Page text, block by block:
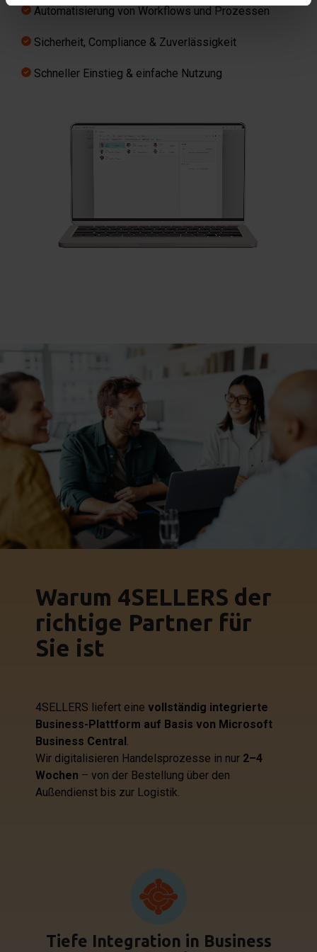
Automatisierung von Workflows und Prozessen
Sicherheit, Compliance & Zuverlässigkeit
Schneller Einstieg & einfache Nutzung
Warum 4SELLERS der
richtige Partner für
Sie ist
4SELLERS liefert eine vollständig integrierte
Business-Plattform auf Basis von Microsoft
Business Central.
Wir digitalisieren Handelsprozesse in nur 2–4
Wochen – von der Bestellung über den
Außendienst bis zur Logistik.
Tiefe Integration in Business